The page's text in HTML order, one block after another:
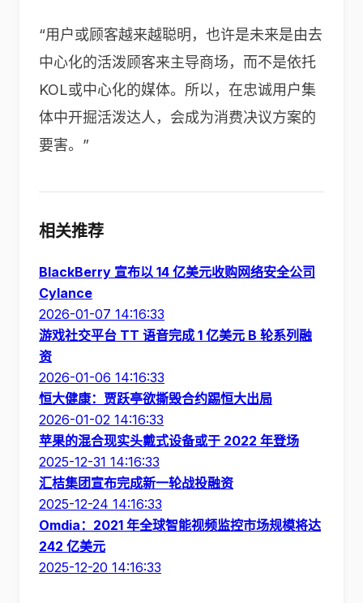
“用户或顾客越来越聪明，也许是未来是由去
中心化的活泼顾客来主导商场，而不是依托
KOL或中心化的媒体。所以，在忠诚用户集
体中开掘活泼达人，会成为消费决议方案的
要害。”
相关推荐
BlackBerry 宣布以 14 亿美元收购网络安全公司
Cylance
2026-01-07 14:16:33
游戏社交平台 TT 语音完成 1 亿美元 B 轮系列融
资
2026-01-06 14:16:33
恒大健康：贾跃亭欲撕毁合约踢恒大出局
2026-01-02 14:16:33
苹果的混合现实头戴式设备或于 2022 年登场
2025-12-31 14:16:33
汇桔集团宣布完成新一轮战投融资
2025-12-24 14:16:33
Omdia：2021 年全球智能视频监控市场规模将达
242 亿美元
2025-12-20 14:16:33